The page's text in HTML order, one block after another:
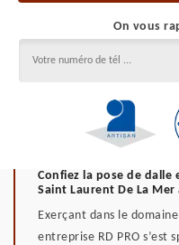
On vous
Confiez la pose de
Saint Laurent De La Mer
Exerçant dans le
entreprise RD PRO s’est